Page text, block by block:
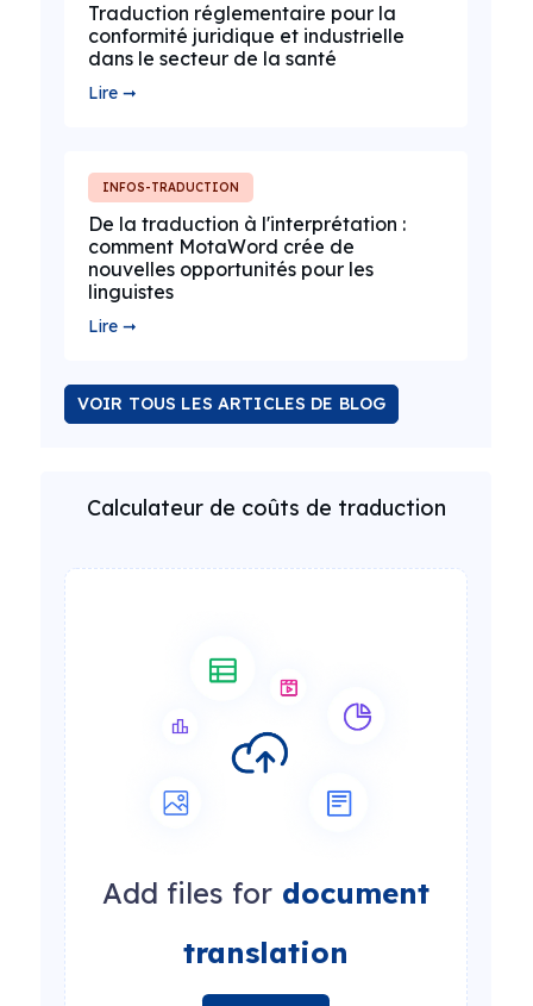
Traduction réglementaire pour la
conformité juridique et industrielle
dans le secteur de la santé
Lire ➞
INFOS-TRADUCTION
De la traduction à l'interprétation :
comment MotaWord crée de
nouvelles opportunités pour les
linguistes
Lire ➞
VOIR TOUS LES ARTICLES DE BLOG
Calculateur de coûts de traduction
Add files for document
translation